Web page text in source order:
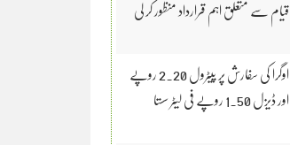
قیام سے متعلق اہم قرارداد منظور کر لی
اوگرا کی سفارش پر پیٹرول 2.20 روپے
اور ڈیزل 1.50 روپے فی لیٹر سستا